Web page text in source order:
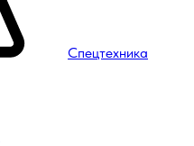
Спецтехника